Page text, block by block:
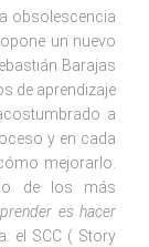
obsolescencia
un nuevo
Barajas
de aprendizaje
a
y en cada
mejorarlo.
de los más
es hacer
el SCC ( Story